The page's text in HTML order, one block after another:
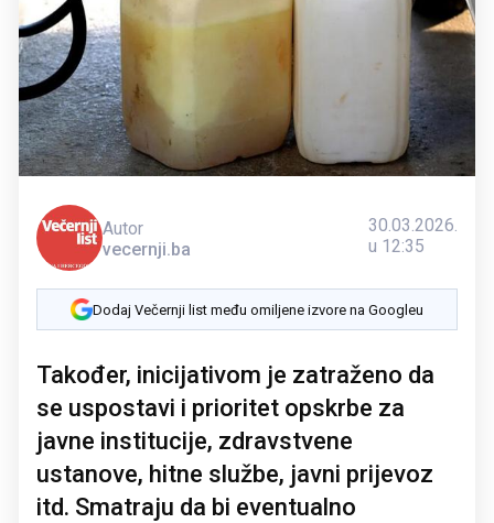
Autor
vecernji.ba
30.03.2026.
u 12:35
Dodaj Večernji list među omiljene izvore na Googleu
Također, inicijativom je zatraženo da
se uspostavi i prioritet opskrbe za
javne institucije, zdravstvene
ustanove, hitne službe, javni prijevoz
itd. Smatraju da bi eventualno